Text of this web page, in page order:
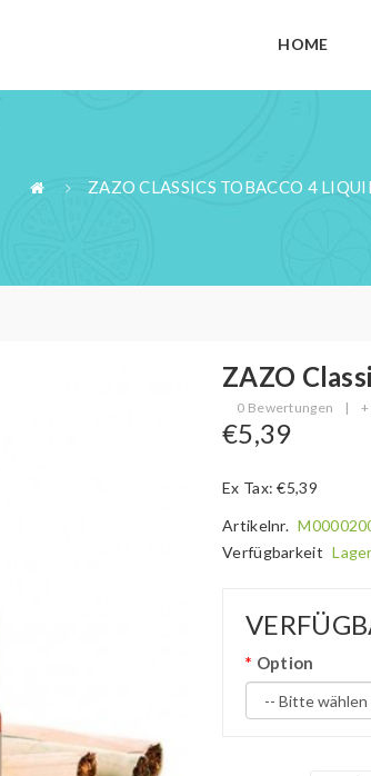
HOME
ZAZO CLASSICS TOBACCO 4
ZAZO
0 Bewertungen |
€5,39
Ex Tax: €5,39
Artikelnr.
Verfügbarkeit
Option